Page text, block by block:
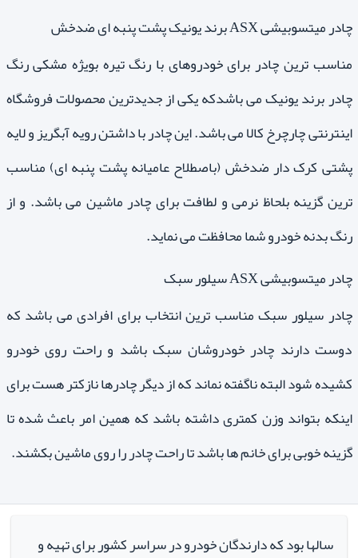
چادر میتسوبیشی ASX برند یونیک پشت پنبه ای ضدخش
مناسب ترین چادر برای خودروهای با رنگ تیره بویژه مشکی رنگ
چادر برند یونیک می باشدکه یکی از جدیدترین محصولات فروشگاه
اینترنتی چارچرخ کالا می باشد. این چادر با داشتن رویه آبگریز و لایه
پشتی کرک دار ضدخش (باصطلاح عامیانه پشت پنبه ای) مناسب
ترین گزینه بلحاظ نرمی و لطافت برای چادر ماشین می باشد. و از
رنگ بدنه خودرو شما محافظت می نماید.
چادر میتسوبیشی ASX سیلور سبک
چادر سیلور سبک مناسب ترین انتخاب برای افرادی می باشد که
دوست دارند چادر خودروشان سبک باشد و راحت روی خودرو
کشیده شود البته ناگفته نماند که از دیگر چادرها نازکتر هست برای
اینکه بتواند وزن کمتری داشته باشد که همین امر باعث شده تا
گزینه خوبی برای خانم ها باشد تا راحت چادر را روی ماشین بکشند.
سالها بود که دارندگان خودرو در سراسر کشور برای تهیه و